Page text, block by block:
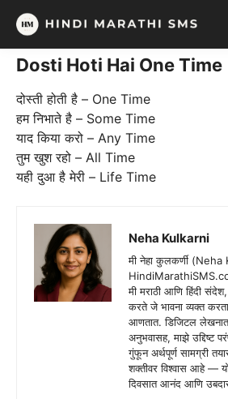
Skip
content
Dosti Hoti Hai One Time
दोस्ती होती है – One Time
हम निभाते है – Some Time
याद किया करो – Any Time
तुम खुश रहो – All Time
यही दुआ है मेरी – Life Time
Neha Kulkarni
मी नेहा कुलकर्णी
मी मराठी आणि हिंदी
करते जे भावना व्यक्त
आणतात. डिजिटल लेखनात
अनुभवासह, माझे उद्दिष्ट
गुंफून अर्थपूर्ण सामग्री
शक्तीवर विश्वास आहे —
दिवसात आनंद आणि